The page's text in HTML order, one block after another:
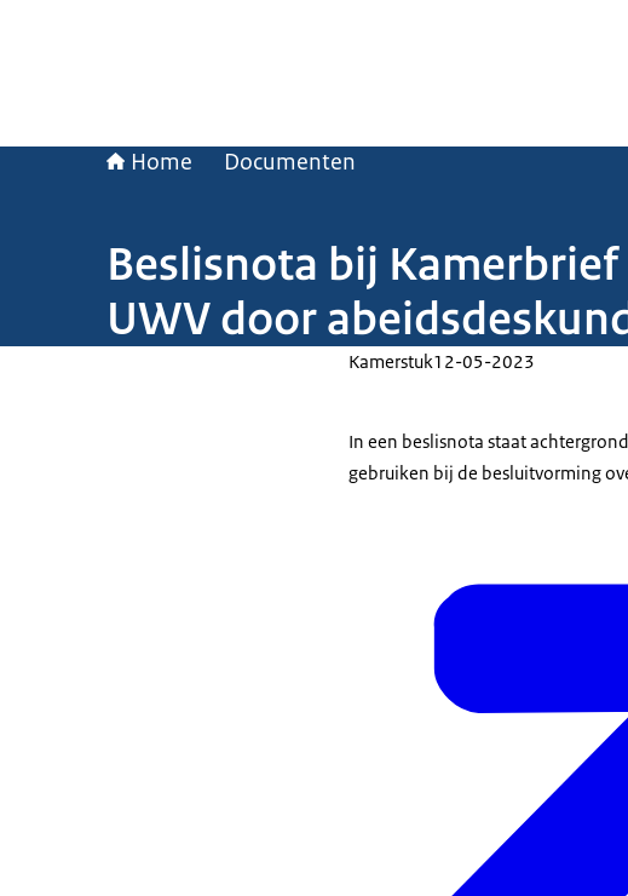
Home Documenten
Beslisnota bij
UWV door
Kamerstuk12-05-2023
In een beslisnota staat
gebruiken bij de besluitvorming